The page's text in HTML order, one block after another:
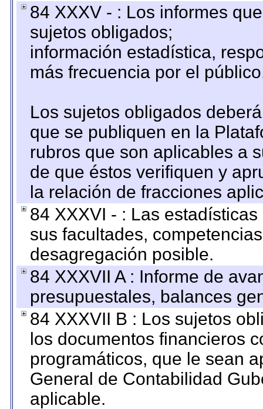
84 XXXV - : Los informes
sujetos obligados;
información estadística,
más frecuencia por el
Los sujetos obligados
que se publiquen en la
rubros que son aplicables a
de que éstos verifiquen y
la relación de fracciones
84 XXXVI - : Las
sus facultades,
desagregación posible.
84 XXXVII A : Informe de
presupuestales, balances
84 XXXVII B : Los sujetos
los documentos financieros
programáticos, que le sean
General de Contabilidad
aplicable.